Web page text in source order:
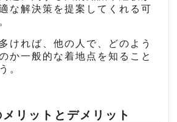
な解決策を提案してくれる可
ければ、他の人で、どのよう
か一般的な着地点を知ること
。
リットとデメリット